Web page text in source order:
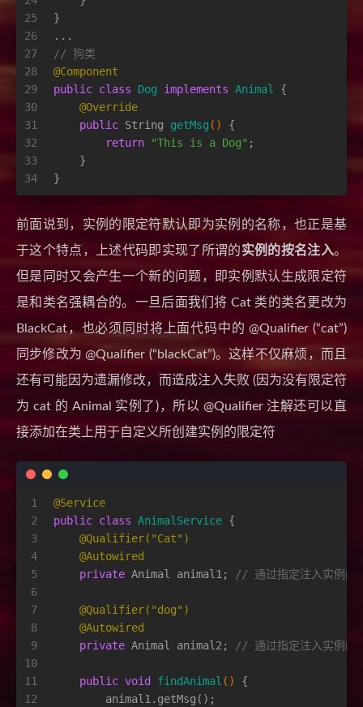
25
26
27
28
29
30
31
32
33
34
}
...
// 狗类
@Component
public class Dog implements Animal {
@Override
public String getMsg ()
{
return
"This is a Dog" ;
    }
}
前面说到，实例的限定符默认即为实例的名称，也正是基
于这个特点，上述代码即实现了所谓的实例的按名注入。
但是同时又会产生一个新的问题，即实例默认生成限定符
是和类名强耦合的。一旦后面我们将 Cat 类的类名更改为
BlackCat，也必须同时将上面代码中的 @Qualifier (“cat”)
同步修改为 @Qualifier (“blackCat”)。这样不仅麻烦，而且
还有可能因为遗漏修改，而造成注入失败 (因为没有限定符
为 cat 的 Animal 实例了)，所以 @Qualifier 注解还可以直
接添加在类上用于自定义所创建实例的限定符
1
2
3
4
5
6
7
8
9
10
11
12
@Service
public class AnimalService {
@Qualifier("Cat")
@Autowired
private Animal animal1; // 通过指定注入实例的
@Qualifier("dog")
@Autowired
private Animal animal2; // 通过指定注入实例的
public void findAnimal ()
{
        animal1.getMsg();